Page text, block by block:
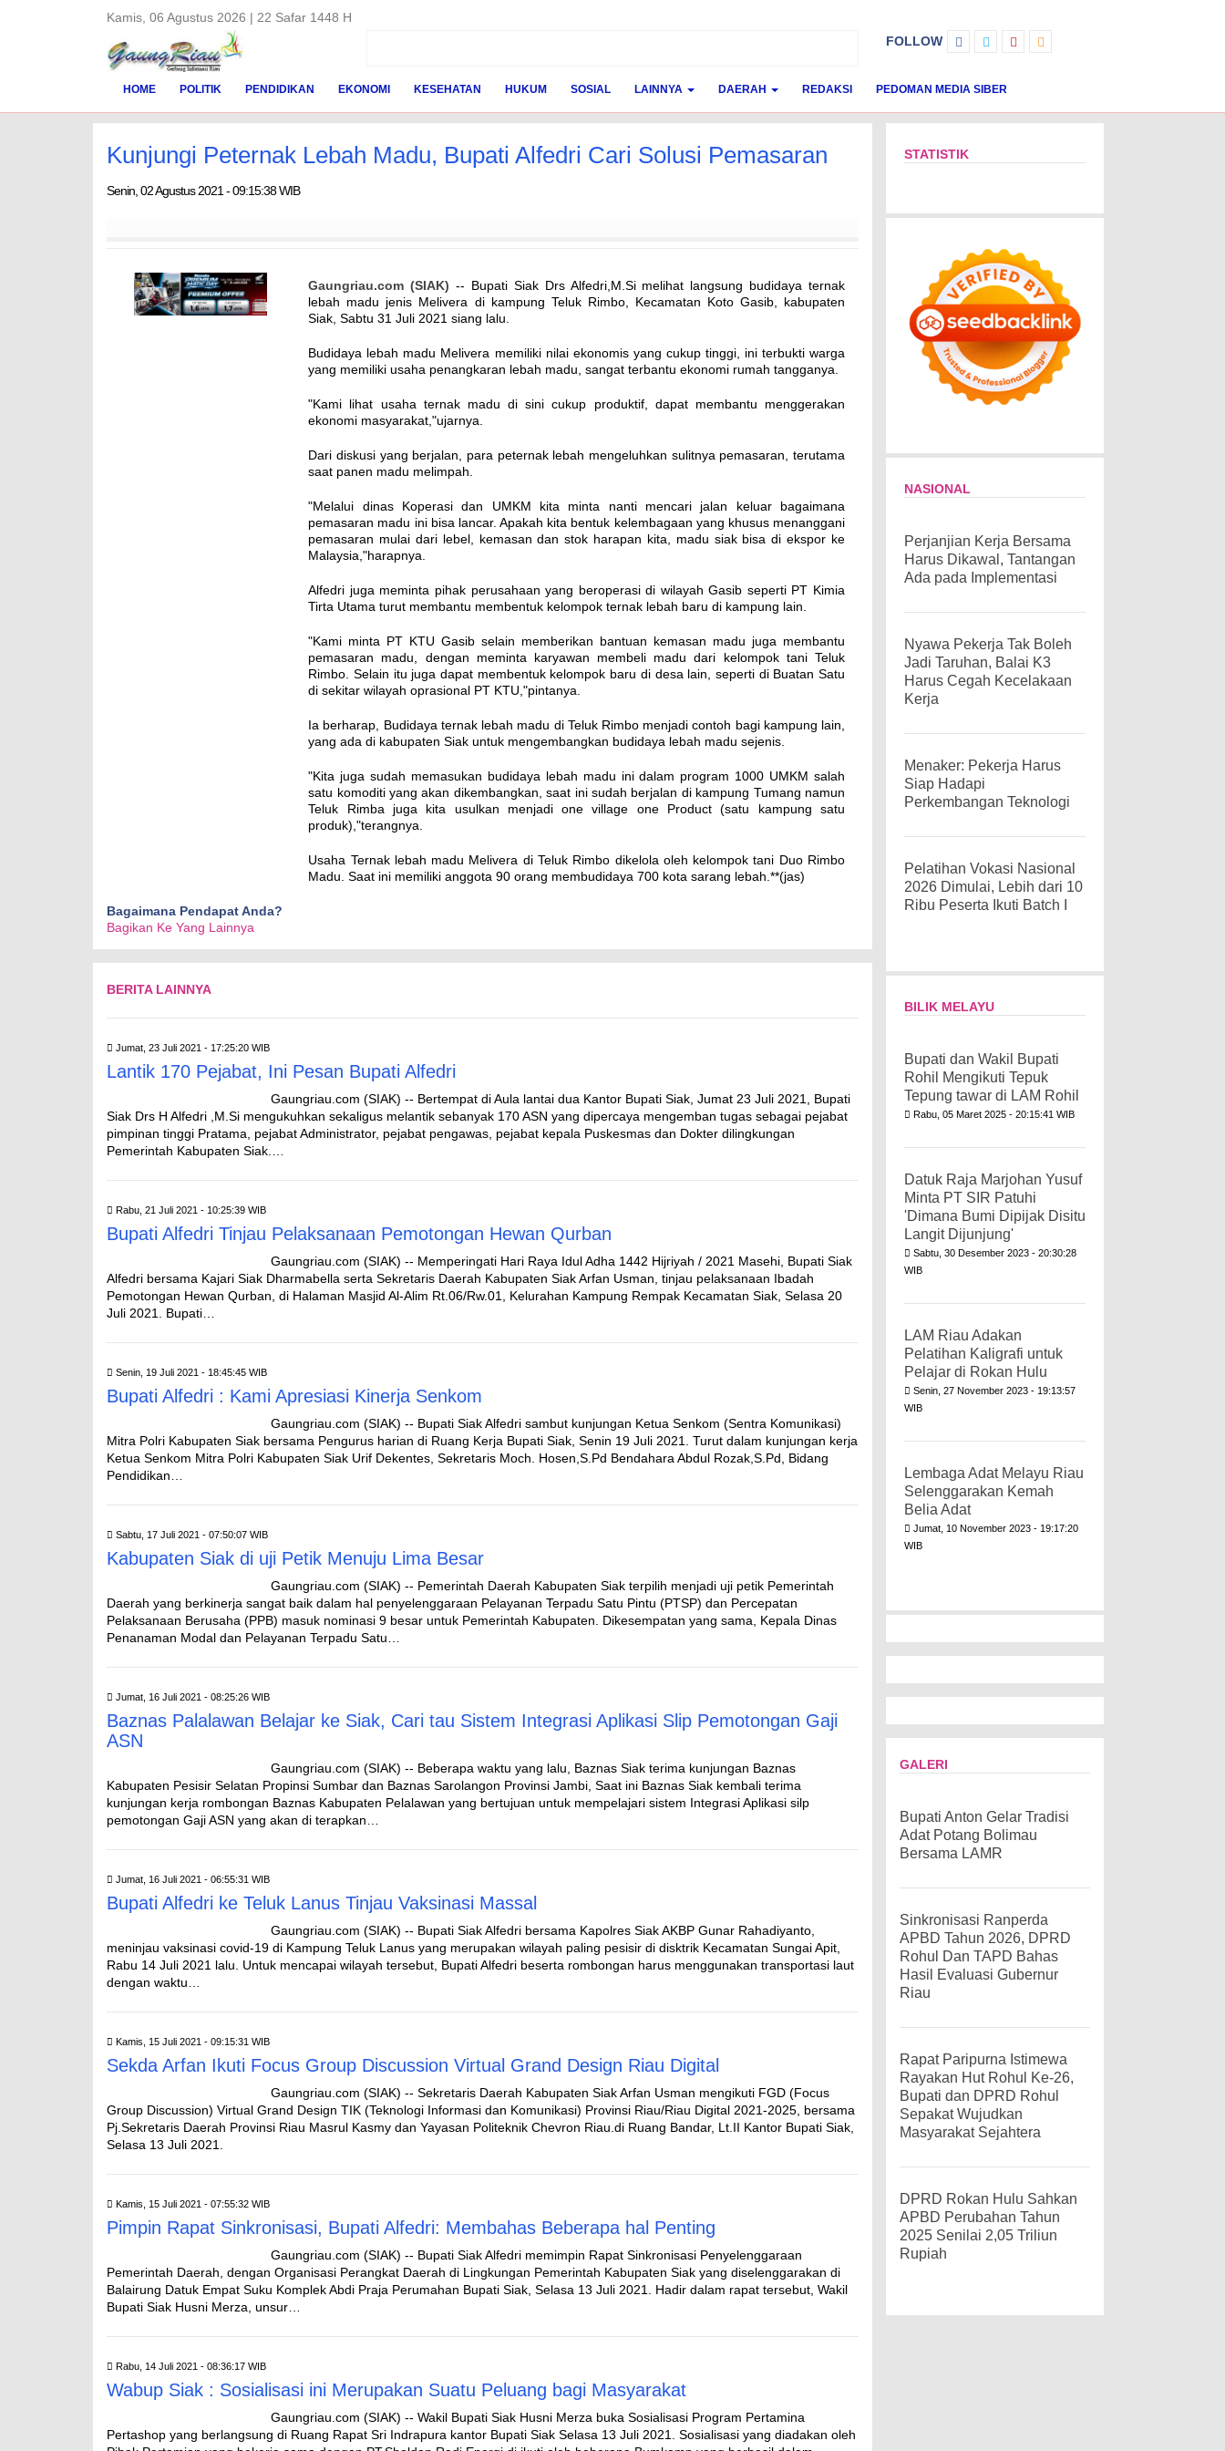
Kamis, 06 Agustus 2026 | 22 Safar 1448 H
FOLLOW
HOME POLITIK PENDIDIKAN EKONOMI KESEHATAN HUKUM SOSIAL LAINNYA DAERAH REDAKSI PEDOMAN MEDIA SIBER
Kunjungi Peternak Lebah Madu, Bupati Alfedri Cari Solusi Pemasaran
Senin, 02 Agustus 2021 - 09:15:38 WIB
Gaungriau.com (SIAK) -- Bupati Siak Drs Alfedri,M.Si melihat langsung budidaya ternak
lebah madu jenis Melivera di kampung Teluk Rimbo, Kecamatan Koto Gasib, kabupaten
Siak, Sabtu 31 Juli 2021 siang lalu.
Budidaya lebah madu Melivera memiliki nilai ekonomis yang cukup tinggi, ini terbukti warga
yang memiliki usaha penangkaran lebah madu, sangat terbantu ekonomi rumah tangganya.
"Kami lihat usaha ternak madu di sini cukup produktif, dapat membantu menggerakan
ekonomi masyarakat,"ujarnya.
Dari diskusi yang berjalan, para peternak lebah mengeluhkan sulitnya pemasaran, terutama
saat panen madu melimpah.
"Melalui dinas Koperasi dan UMKM kita minta nanti mencari jalan keluar bagaimana
pemasaran madu ini bisa lancar. Apakah kita bentuk kelembagaan yang khusus menanggani
pemasaran mulai dari lebel, kemasan dan stok harapan kita, madu siak bisa di ekspor ke
Malaysia,"harapnya.
Alfedri juga meminta pihak perusahaan yang beroperasi di wilayah Gasib seperti PT Kimia
Tirta Utama turut membantu membentuk kelompok ternak lebah baru di kampung lain.
"Kami minta PT KTU Gasib selain memberikan bantuan kemasan madu juga membantu
pemasaran madu, dengan meminta karyawan membeli madu dari kelompok tani Teluk
Rimbo. Selain itu juga dapat membentuk kelompok baru di desa lain, seperti di Buatan Satu
di sekitar wilayah oprasional PT KTU,"pintanya.
Ia berharap, Budidaya ternak lebah madu di Teluk Rimbo menjadi contoh bagi kampung lain,
yang ada di kabupaten Siak untuk mengembangkan budidaya lebah madu sejenis.
"Kita juga sudah memasukan budidaya lebah madu ini dalam program 1000 UMKM salah
satu komoditi yang akan dikembangkan, saat ini sudah berjalan di kampung Tumang namun
Teluk Rimba juga kita usulkan menjadi one village one Product (satu kampung satu
produk),"terangnya.
Usaha Ternak lebah madu Melivera di Teluk Rimbo dikelola oleh kelompok tani Duo Rimbo
Madu. Saat ini memiliki anggota 90 orang membudidaya 700 kota sarang lebah.**(jas)
Bagaimana Pendapat Anda?
Bagikan Ke Yang Lainnya
BERITA LAINNYA
Jumat, 23 Juli 2021 - 17:25:20 WIB
Lantik 170 Pejabat, Ini Pesan Bupati Alfedri
Gaungriau.com (SIAK) -- Bertempat di Aula lantai dua Kantor Bupati Siak, Jumat 23 Juli 2021, Bupati
Siak Drs H Alfedri ,M.Si mengukuhkan sekaligus melantik sebanyak 170 ASN yang dipercaya mengemban tugas sebagai pejabat
pimpinan tinggi Pratama, pejabat Administrator, pejabat pengawas, pejabat kepala Puskesmas dan Dokter dilingkungan
Pemerintah Kabupaten Siak.…
Rabu, 21 Juli 2021 - 10:25:39 WIB
Bupati Alfedri Tinjau Pelaksanaan Pemotongan Hewan Qurban
Gaungriau.com (SIAK) -- Memperingati Hari Raya Idul Adha 1442 Hijriyah / 2021 Masehi, Bupati Siak
Alfedri bersama Kajari Siak Dharmabella serta Sekretaris Daerah Kabupaten Siak Arfan Usman, tinjau pelaksanaan Ibadah
Pemotongan Hewan Qurban, di Halaman Masjid Al-Alim Rt.06/Rw.01, Kelurahan Kampung Rempak Kecamatan Siak, Selasa 20
Juli 2021. Bupati…
Senin, 19 Juli 2021 - 18:45:45 WIB
Bupati Alfedri : Kami Apresiasi Kinerja Senkom
Gaungriau.com (SIAK) -- Bupati Siak Alfedri sambut kunjungan Ketua Senkom (Sentra Komunikasi)
Mitra Polri Kabupaten Siak bersama Pengurus harian di Ruang Kerja Bupati Siak, Senin 19 Juli 2021. Turut dalam kunjungan kerja
Ketua Senkom Mitra Polri Kabupaten Siak Urif Dekentes, Sekretaris Moch. Hosen,S.Pd Bendahara Abdul Rozak,S.Pd, Bidang
Pendidikan…
Sabtu, 17 Juli 2021 - 07:50:07 WIB
Kabupaten Siak di uji Petik Menuju Lima Besar
Gaungriau.com (SIAK) -- Pemerintah Daerah Kabupaten Siak terpilih menjadi uji petik Pemerintah
Daerah yang berkinerja sangat baik dalam hal penyelenggaraan Pelayanan Terpadu Satu Pintu (PTSP) dan Percepatan
Pelaksanaan Berusaha (PPB) masuk nominasi 9 besar untuk Pemerintah Kabupaten. Dikesempatan yang sama, Kepala Dinas
Penanaman Modal dan Pelayanan Terpadu Satu…
Jumat, 16 Juli 2021 - 08:25:26 WIB
Baznas Palalawan Belajar ke Siak, Cari tau Sistem Integrasi Aplikasi Slip Pemotongan Gaji
ASN
Gaungriau.com (SIAK) -- Beberapa waktu yang lalu, Baznas Siak terima kunjungan Baznas
Kabupaten Pesisir Selatan Propinsi Sumbar dan Baznas Sarolangon Provinsi Jambi, Saat ini Baznas Siak kembali terima
kunjungan kerja rombongan Baznas Kabupaten Pelalawan yang bertujuan untuk mempelajari sistem Integrasi Aplikasi silp
pemotongan Gaji ASN yang akan di terapkan…
Jumat, 16 Juli 2021 - 06:55:31 WIB
Bupati Alfedri ke Teluk Lanus Tinjau Vaksinasi Massal
Gaungriau.com (SIAK) -- Bupati Siak Alfedri bersama Kapolres Siak AKBP Gunar Rahadiyanto,
meninjau vaksinasi covid-19 di Kampung Teluk Lanus yang merupakan wilayah paling pesisir di disktrik Kecamatan Sungai Apit,
Rabu 14 Juli 2021 lalu. Untuk mencapai wilayah tersebut, Bupati Alfedri beserta rombongan harus menggunakan transportasi laut
dengan waktu…
Kamis, 15 Juli 2021 - 09:15:31 WIB
Sekda Arfan Ikuti Focus Group Discussion Virtual Grand Design Riau Digital
Gaungriau.com (SIAK) -- Sekretaris Daerah Kabupaten Siak Arfan Usman mengikuti FGD (Focus
Group Discussion) Virtual Grand Design TIK (Teknologi Informasi dan Komunikasi) Provinsi Riau/Riau Digital 2021-2025, bersama
Pj.Sekretaris Daerah Provinsi Riau Masrul Kasmy dan Yayasan Politeknik Chevron Riau.di Ruang Bandar, Lt.II Kantor Bupati Siak,
Selasa 13 Juli 2021.
Kamis, 15 Juli 2021 - 07:55:32 WIB
Pimpin Rapat Sinkronisasi, Bupati Alfedri: Membahas Beberapa hal Penting
Gaungriau.com (SIAK) -- Bupati Siak Alfedri memimpin Rapat Sinkronisasi Penyelenggaraan
Pemerintah Daerah, dengan Organisasi Perangkat Daerah di Lingkungan Pemerintah Kabupaten Siak yang diselenggarakan di
Balairung Datuk Empat Suku Komplek Abdi Praja Perumahan Bupati Siak, Selasa 13 Juli 2021. Hadir dalam rapat tersebut, Wakil
Bupati Siak Husni Merza, unsur…
Rabu, 14 Juli 2021 - 08:36:17 WIB
Wabup Siak : Sosialisasi ini Merupakan Suatu Peluang bagi Masyarakat
Gaungriau.com (SIAK) -- Wakil Bupati Siak Husni Merza buka Sosialisasi Program Pertamina
Pertashop yang berlangsung di Ruang Rapat Sri Indrapura kantor Bupati Siak Selasa 13 Juli 2021. Sosialisasi yang diadakan oleh
STATISTIK
NASIONAL
Perjanjian Kerja Bersama
Harus Dikawal, Tantangan
Ada pada Implementasi
Nyawa Pekerja Tak Boleh
Jadi Taruhan, Balai K3
Harus Cegah Kecelakaan
Kerja
Menaker: Pekerja Harus
Siap Hadapi
Perkembangan Teknologi
Pelatihan Vokasi Nasional
2026 Dimulai, Lebih dari 10
Ribu Peserta Ikuti Batch I
BILIK MELAYU
Bupati dan Wakil Bupati
Rohil Mengikuti Tepuk
Tepung tawar di LAM Rohil
Rabu, 05 Maret 2025 - 20:15:41 WIB
Datuk Raja Marjohan Yusuf
Minta PT SIR Patuhi
'Dimana Bumi Dipijak Disitu
Langit Dijunjung'
Sabtu, 30 Desember 2023 - 20:30:28
WIB
LAM Riau Adakan
Pelatihan Kaligrafi untuk
Pelajar di Rokan Hulu
Senin, 27 November 2023 - 19:13:57
WIB
Lembaga Adat Melayu Riau
Selenggarakan Kemah
Belia Adat
Jumat, 10 November 2023 - 19:17:20
WIB
GALERI
Bupati Anton Gelar Tradisi
Adat Potang Bolimau
Bersama LAMR
Sinkronisasi Ranperda
APBD Tahun 2026, DPRD
Rohul Dan TAPD Bahas
Hasil Evaluasi Gubernur
Riau
Rapat Paripurna Istimewa
Rayakan Hut Rohul Ke-26,
Bupati dan DPRD Rohul
Sepakat Wujudkan
Masyarakat Sejahtera
DPRD Rokan Hulu Sahkan
APBD Perubahan Tahun
2025 Senilai 2,05 Triliun
Rupiah